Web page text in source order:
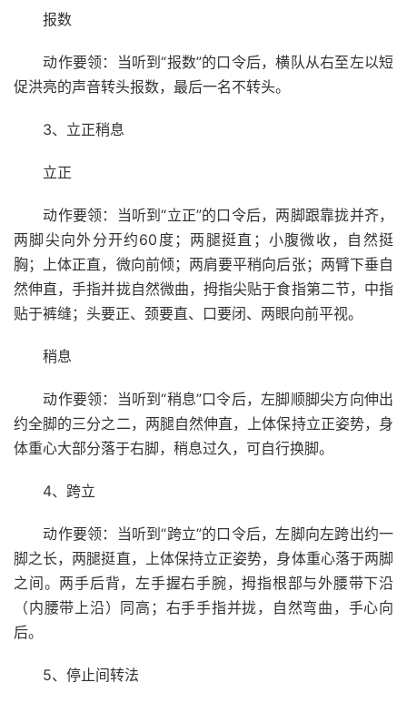
报数
动作要领：当听到“报数”的口令后，横队从右至左以短
促洪亮的声音转头报数，最后一名不转头。
3、立正稍息
立正
动作要领：当听到“立正”的口令后，两脚跟靠拢并齐，
两脚尖向外分开约60度；两腿挺直；小腹微收，自然挺
胸；上体正直，微向前倾；两肩要平稍向后张；两臂下垂自
然伸直，手指并拢自然微曲，拇指尖贴于食指第二节，中指
贴于裤缝；头要正、颈要直、口要闭、两眼向前平视。
稍息
动作要领：当听到“稍息”口令后，左脚顺脚尖方向伸出
约全脚的三分之二，两腿自然伸直，上体保持立正姿势，身
体重心大部分落于右脚，稍息过久，可自行换脚。
4、跨立
动作要领：当听到“跨立”的口令后，左脚向左跨出约一
脚之长，两腿挺直，上体保持立正姿势，身体重心落于两脚
之间。两手后背，左手握右手腕，拇指根部与外腰带下沿
（内腰带上沿）同高；右手手指并拢，自然弯曲，手心向
后。
5、停止间转法